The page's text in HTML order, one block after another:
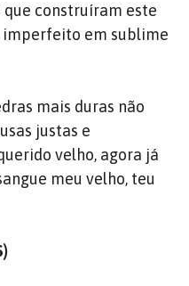
que construíram este
em sublime
mais duras não
justas e
velho, agora já
meu velho, teu